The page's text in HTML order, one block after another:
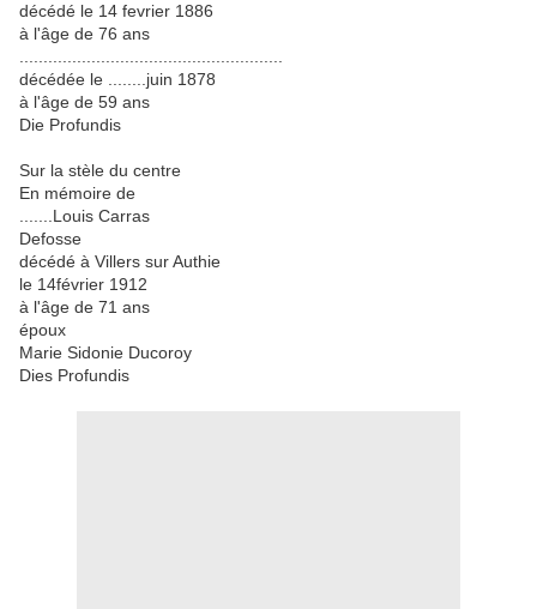
décédé le 14 fevrier 1886
à l'âge de 76 ans
décédée le ........juin 1878
à l'âge de 59 ans
Die Profundis
Sur la stèle du centre
En mémoire de
.......Louis Carras
Defosse
décédé à Villers sur Authie
le 14février 1912
à l'âge de 71 ans
époux
Marie Sidonie Ducoroy
Dies Profundis